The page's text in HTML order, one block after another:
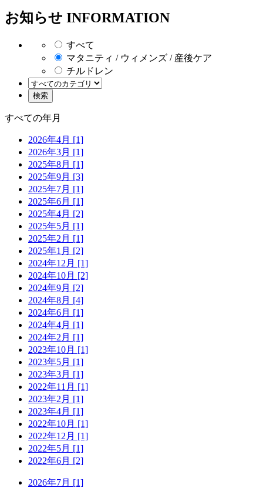
お知らせ INFORMATION
すべて
マタニティ / ウィメンズ / 産後ケア
チルドレン
すべての年月
2026年4月 [1]
2026年3月 [1]
2025年8月 [1]
2025年9月 [3]
2025年7月 [1]
2025年6月 [1]
2025年4月 [2]
2025年5月 [1]
2025年2月 [1]
2025年1月 [2]
2024年12月 [1]
2024年10月 [2]
2024年9月 [2]
2024年8月 [4]
2024年6月 [1]
2024年4月 [1]
2024年2月 [1]
2023年10月 [1]
2023年5月 [1]
2023年3月 [1]
2022年11月 [1]
2023年2月 [1]
2023年4月 [1]
2022年10月 [1]
2022年12月 [1]
2022年5月 [1]
2022年6月 [2]
2026年7月 [1]